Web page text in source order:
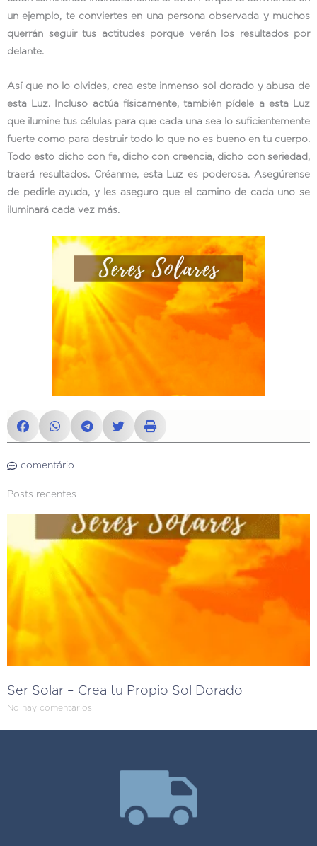
un ejemplo, te conviertes en una persona observada y muchos
querrán seguir tus actitudes porque verán los resultados por
delante.
Así que no lo olvides, crea este inmenso sol dorado y abusa de
esta Luz. Incluso actúa físicamente, también pídele a esta Luz
que ilumine tus células para que cada una sea lo suficientemente
fuerte como para destruir todo lo que no es bueno en tu cuerpo.
Todo esto dicho con fe, dicho con creencia, dicho con seriedad,
traerá resultados. Créanme, esta Luz es poderosa. Asegúrense
de pedirle ayuda, y les aseguro que el camino de cada uno se
iluminará cada vez más.
comentário
Posts recentes
Ser Solar – Crea tu Propio Sol Dorado
No hay comentarios